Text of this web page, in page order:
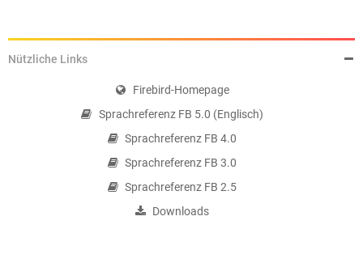
Nützliche Links
Firebird-Homepage
Sprachreferenz FB 5.0 (Englisch)
Sprachreferenz FB 4.0
Sprachreferenz FB 3.0
Sprachreferenz FB 2.5
Downloads